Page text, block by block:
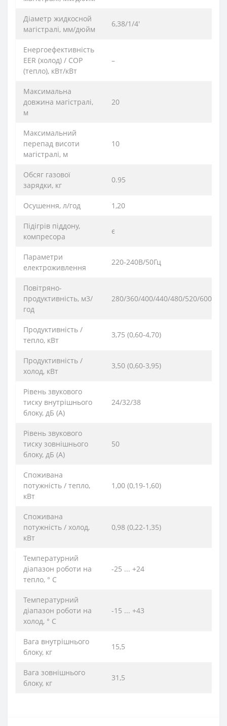
Діаметр жидкосной
магістралі, мм/дюйм
6,38/1/4'
Енергоефективність
EER (холод) / COP
(тепло), кВт/кВт
–
Максимальна
довжина магістралі,
м
20
Максимальний
перепад висоти
магістралі, м
10
Обсяг газової
зарядки, кг
0.95
Осушення, л/год 1,20
Підігрів піддону,
компресора
є
Параметри
електроживлення
220-240В/50Гц
Повітряно-
продуктивність, м3/
год
280/360/400/440/480/520/600
Продуктивність /
тепло, кВт
3,75 (0,60-4,70)
Продуктивність /
холод, кВт
3,50 (0,60-3,95)
Рівень звукового
тиску внутрішнього
блоку, дБ (А)
24/32/38
Рівень звукового
тиску зовнішнього
блоку, дБ (А)
50
Споживана
потужність / тепло,
кВт
1,00 (0,19-1,60)
Споживана
потужність / холод,
кВт
0,98 (0,22-1,35)
Температурний
діапазон роботи на
тепло, ° C
-25 ... +24
Температурний
діапазон роботи на
холод, ° C
-15 ... +43
Вага внутрішнього
блоку, кг
15,5
Вага зовнішнього
блоку, кг
31,5